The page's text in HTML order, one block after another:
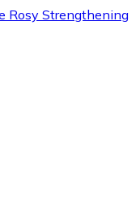
Rosy Strengthening